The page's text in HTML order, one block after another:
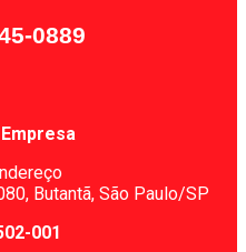
0889
Butantã, São Paulo/SP
001